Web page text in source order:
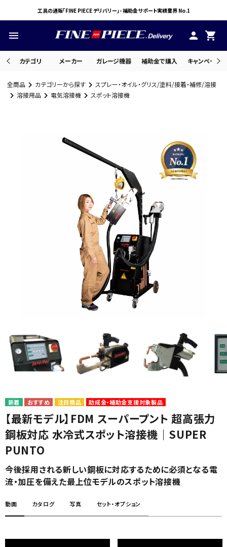
工具の通販「FINE PIECE デリバリー」- 補助金サポート実績業界 No.1
menu person shopping_cart
カテゴリ メーカー ガレージ機器 補助金で購入 キャンペーン
search
ACCOUNT MENU
会員登録
メーカーから選ぶ
ガレージ機器
全商品 カテゴリーから探す
スプレー・オイル・グリス/塗料/接着・補修/溶接
溶接用品
電気溶接機 スポット溶接機
注目商品 助成金・補助金支援対象製品
【最新モデル】FDM スーパープント 超高張力
鋼板対応 水冷式スポット溶接機｜SUPER
PUNTO
今後採用される新しい鋼板に対応するために必須となる電
流・加圧を備えた最上位モデルのスポット溶接機
動画 カタログ 写真 セット・オプション